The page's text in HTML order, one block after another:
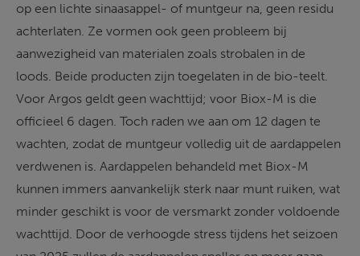
op een lichte sinaasappel- of muntgeur na, geen residu
achterlaten. Ze vormen ook geen probleem bij
aanwezigheid van materialen zoals strobalen in de
loods. Beide producten zijn toegelaten in de bio-teelt.
Voor Argos geldt geen wachttijd; voor Biox-M is die
officieel 6 dagen. Toch raden we aan om 12 dagen te
wachten, zodat de muntgeur volledig uit de aardappelen
verdwenen is. Aardappelen behandeld met Biox-M
kunnen immers aanvankelijk sterk naar munt ruiken, wat
minder geschikt is voor de versmarkt zonder voldoende
wachttijd. Door de verhoogde stress tijdens het seizoen